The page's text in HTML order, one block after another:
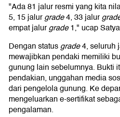
"Ada 81 jalur resmi yang kita
5, 15 jalurgrade4, 33 jalur
empat jalurgrade1," ucap
Dengan statusgrade4, seluruh
mewajibkan pendaki memiliki
gunung lain sebelumnya. Bukti
pendakian, unggahan media
dari pengelola gunung. Ke
mengeluarkan e-sertifikat
pengalaman.